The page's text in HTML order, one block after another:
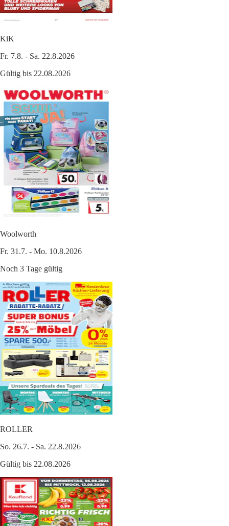
KiK
Fr. 7.8. - Sa. 22.8.2026
Gültig bis 22.08.2026
Woolworth
Fr. 31.7. - Mo. 10.8.2026
Noch 3 Tage gültig
ROLLER
So. 26.7. - Sa. 22.8.2026
Gültig bis 22.08.2026